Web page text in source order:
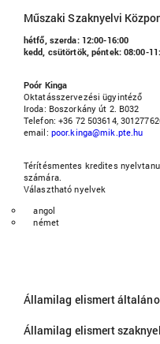
Műszaki Szaknyelvi
hétfő, szerda: 12:00-16:00
kedd, csütörtök, péntek: 08:00-
Poór Kinga
Oktatásszervezési ügyintéző
Iroda: Boszorkány út 2. B032
Telefon: +36 72 503614,
email: poor.kinga@mik.pte.hu
Térítésmentes kredites
számára.
Választható nyelvek
angol
német
Államilag elismert
Államilag elismert